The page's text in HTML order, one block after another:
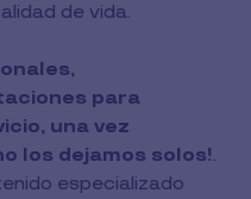
de vida.
para
una vez
los dejamos solos!.
especializado